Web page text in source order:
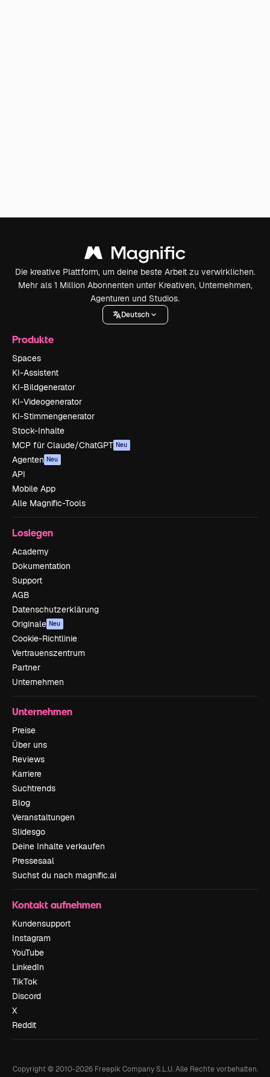
Die kreative Plattform, um deine beste Arbeit zu verwirklichen.
Mehr als 1 Million Abonnenten unter Kreativen, Unternehmen,
Agenturen und Studios.
Deutsch
Produkte
Spaces
KI-Assistent
KI-Bildgenerator
KI-Videogenerator
KI-Stimmengenerator
Stock-Inhalte
MCP für Claude/ChatGPT Neu
Agenten Neu
API
Mobile App
Alle Magnific-Tools
Loslegen
Academy
Dokumentation
Support
AGB
Datenschutzerklärung
Originale Neu
Cookie-Richtlinie
Vertrauenszentrum
Partner
Unternehmen
Unternehmen
Preise
Über uns
Reviews
Karriere
Suchtrends
Blog
Veranstaltungen
Slidesgo
Deine Inhalte verkaufen
Pressesaal
Suchst du nach magnific.ai
Kontakt aufnehmen
Kundensupport
Instagram
YouTube
LinkedIn
TikTok
Discord
X
Reddit
Copyright © 2010-2026Freepik Company S.L.U. Alle Rechte vorbehalten.